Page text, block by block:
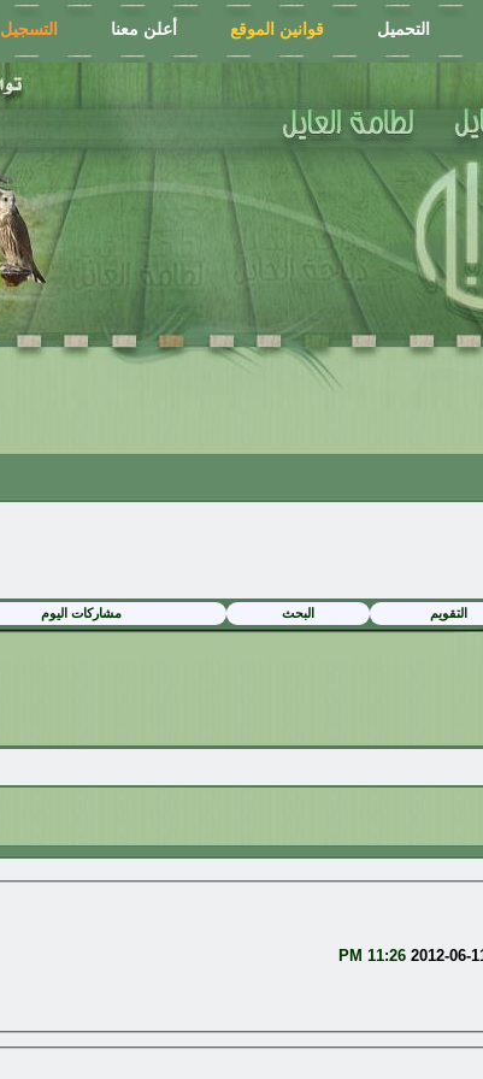
التحميل قوانين الموقع أعلن معنا التسجيل
التقويم البحث مشاركات اليوم
11:26 PM